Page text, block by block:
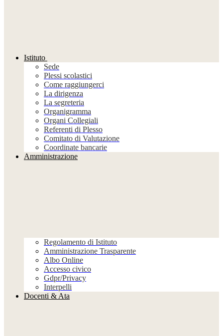
Istituto
Sede
Plessi scolastici
Come raggiungerci
La dirigenza
La segreteria
Organigramma
Organi Collegiali
Referenti di Plesso
Comitato di Valutazione
Coordinate bancarie
Amministrazione
Regolamento di Istituto
Amministrazione Trasparente
Albo Online
Accesso civico
Gdpr/Privacy
Interpelli
Docenti & Ata